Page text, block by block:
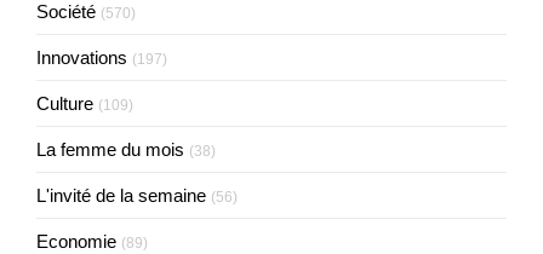
Société (570)
Innovations (197)
Culture (109)
La femme du mois (38)
L'invité de la semaine (56)
Economie (89)